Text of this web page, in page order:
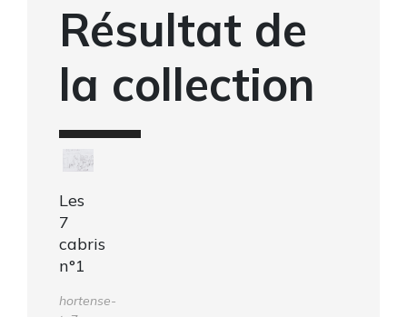
Résultat de
la collection
Les
7
cabris
n°1
hortense-